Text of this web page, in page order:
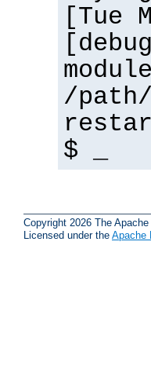
[Tue
/
$ _
Copyright 2026 The
Licensed under the Apache